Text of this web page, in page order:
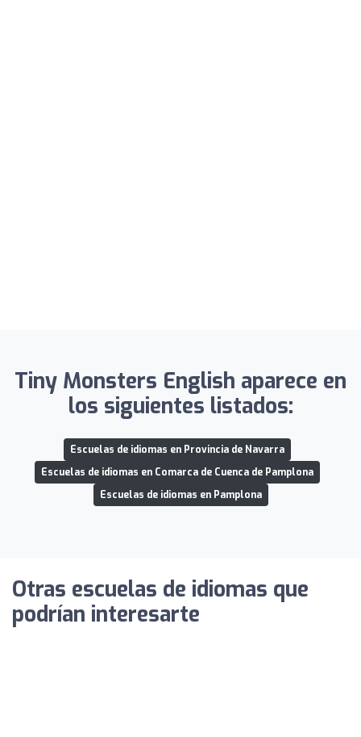
Tiny Monsters English aparece en
los siguientes listados:
Escuelas de idiomas en Provincia de Navarra
Escuelas de idiomas en Comarca de Cuenca de Pamplona
Escuelas de idiomas en Pamplona
Otras escuelas de idiomas que
podrían interesarte